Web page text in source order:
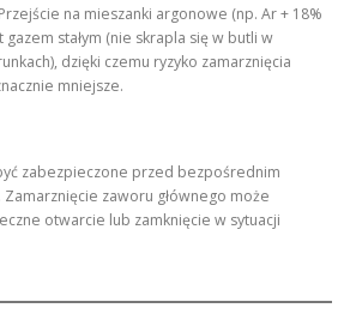
Przejście na mieszanki argonowe (np. Ar + 18%
gazem stałym (nie skrapla się w butli w
dzięki czemu ryzyko zamarznięcia
mniejsze.
zabezpieczone przed bezpośrednim
Zamarznięcie zaworu głównego może
otwarcie lub zamknięcie w sytuacji